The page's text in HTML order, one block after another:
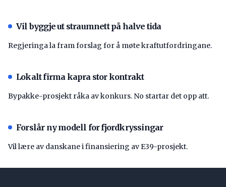
Vil byggje ut straumnett på halve tida
Regjeringa la fram forslag for å møte kraftutfordringane.
Lokalt firma kapra stor kontrakt
Bypakke-prosjekt råka av konkurs. No startar det opp att.
Forslår ny modell for fjordkryssingar
Vil lære av danskane i finansiering av E39-prosjekt.